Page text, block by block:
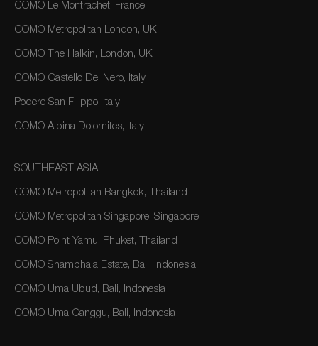
COMO Le Montrachet, France
COMO Metropolitan London, UK
COMO The Halkin, London, UK
COMO Castello Del Nero, Italy
Podere San Filippo, Italy
COMO Alpina Dolomites, Italy
SOUTHEAST ASIA
COMO Metropolitan Bangkok, Thailand
COMO Metropolitan Singapore, Singapore
COMO Point Yamu, Phuket, Thailand
COMO Shambhala Estate, Bali, Indonesia
COMO Uma Ubud, Bali, Indonesia
COMO Uma Canggu, Bali, Indonesia